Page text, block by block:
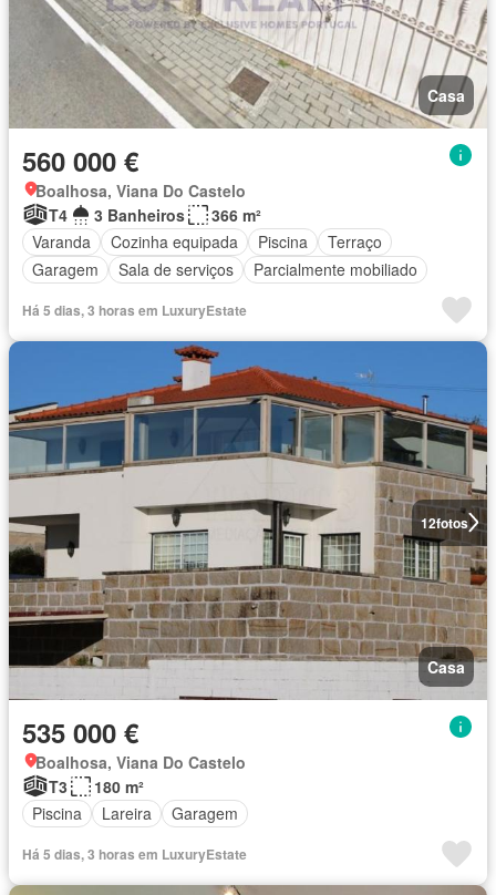
Casa
560 000 €
Boalhosa, Viana Do Castelo
T4
3 Banheiros
366 m²
Varanda
Cozinha equipada Piscina
Terraço
Garagem
Sala de serviços Parcialmente mobiliado
Há 5 dias, 3 horas em LuxuryEstate
12fotos
Casa
535 000 €
Boalhosa, Viana Do Castelo
T3
180 m²
Piscina
Lareira Garagem
Há 5 dias, 3 horas em LuxuryEstate